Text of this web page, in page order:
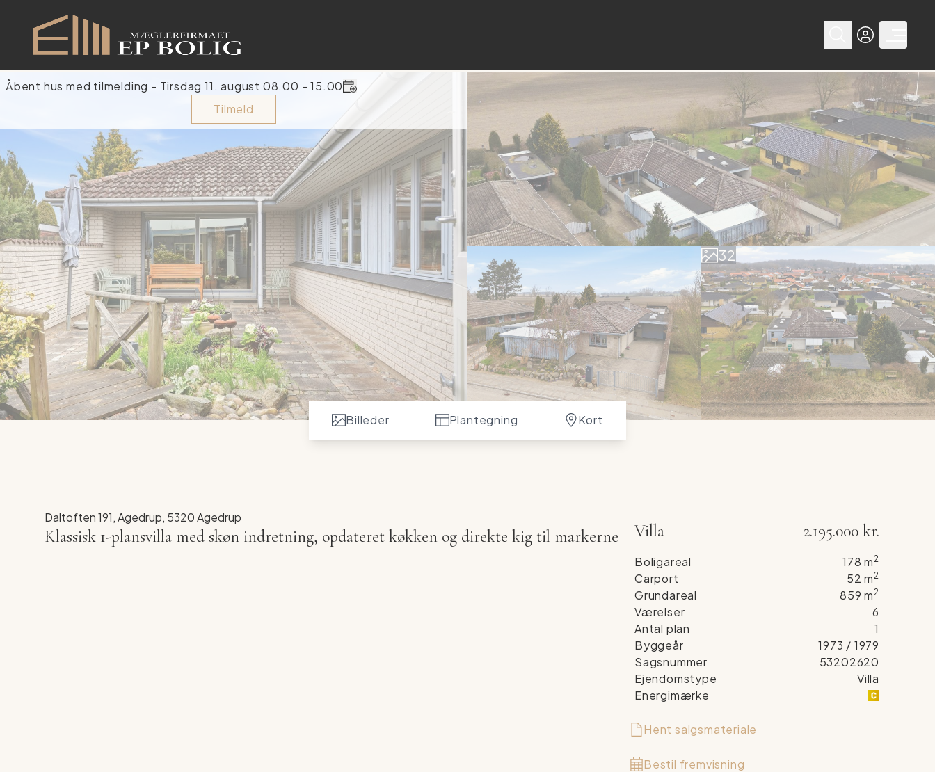
Åbent hus med tilmelding - Tirsdag 11. august 08.00 - 15.00
Tilmeld
0
2
3
4
5
6
7
8
0
1
2
3
4
5
6
7
8
9
Billeder Plantegning Kort
Daltoften 191, Agedrup, 5320 Agedrup
Klassisk 1-plansvilla med skøn indretning, opdateret køkken og direkte kig til markerne Villa 2.195.000 kr.
Boligareal 178 m2
Carport 52 m2
Grundareal 859 m2
Værelser
6
Antal plan
1
Byggeår
1973 / 1979
Sagsnummer
53202620
Ejendomstype
Villa
Energimærke
Hent salgsmateriale
Bestil fremvisning